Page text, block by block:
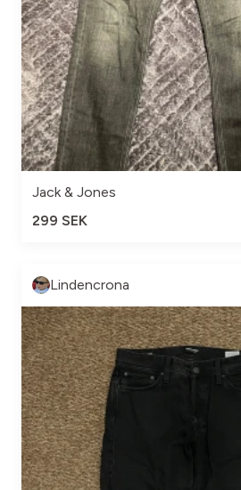
Jack & Jones
299 SEK
Lindencrona